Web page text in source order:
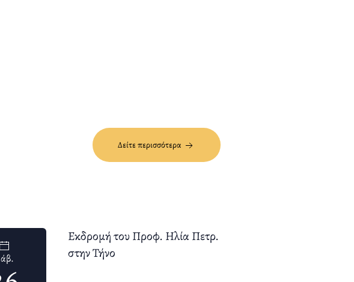
Δείτε περισσότερα
Εκδρομή του Προφ. Ηλία Πετρ.
στην Τήνο